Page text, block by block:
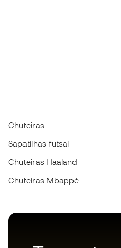
Chuteiras
Sapatilhas futsal
Chuteiras Haaland
Chuteiras Mbappé